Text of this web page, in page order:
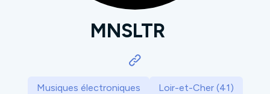
MNSLTR
Musiques électroniques Loir-et-Cher (41)